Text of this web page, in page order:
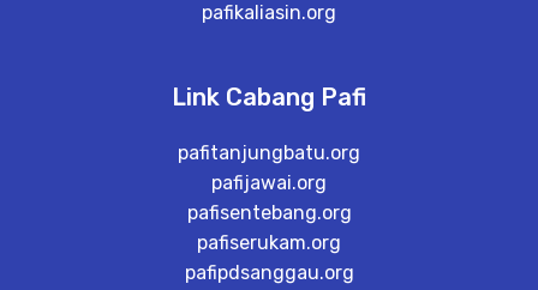
pafikaliasin.org
Link Cabang Pafi
pafitanjungbatu.org
pafijawai.org
pafisentebang.org
pafiserukam.org
pafipdsanggau.org